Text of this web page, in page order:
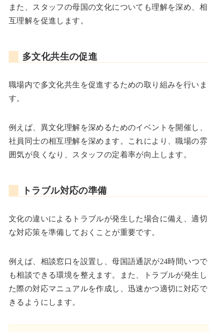
また、スタッフの母国の文化についても理解を深め、相
互理解を促進します。
多文化共生の促進
職場内で多文化共生を促進するための取り組みを行いま
す。
例えば、異文化理解を深めるためのイベントを開催し、
社員同士の相互理解を深めます。これにより、職場の雰
囲気が良くなり、スタッフの定着率が向上します。
トラブル対応の準備
文化の違いによるトラブルが発生した場合に備え、適切
な対応策を準備しておくことが重要です。
例えば、相談窓口を設置し、母国語通訳が24時間いつで
も相談できる環境を整えます。また、トラブルが発生し
た際の対応マニュアルを作成し、迅速かつ適切に対応で
きるようにします。